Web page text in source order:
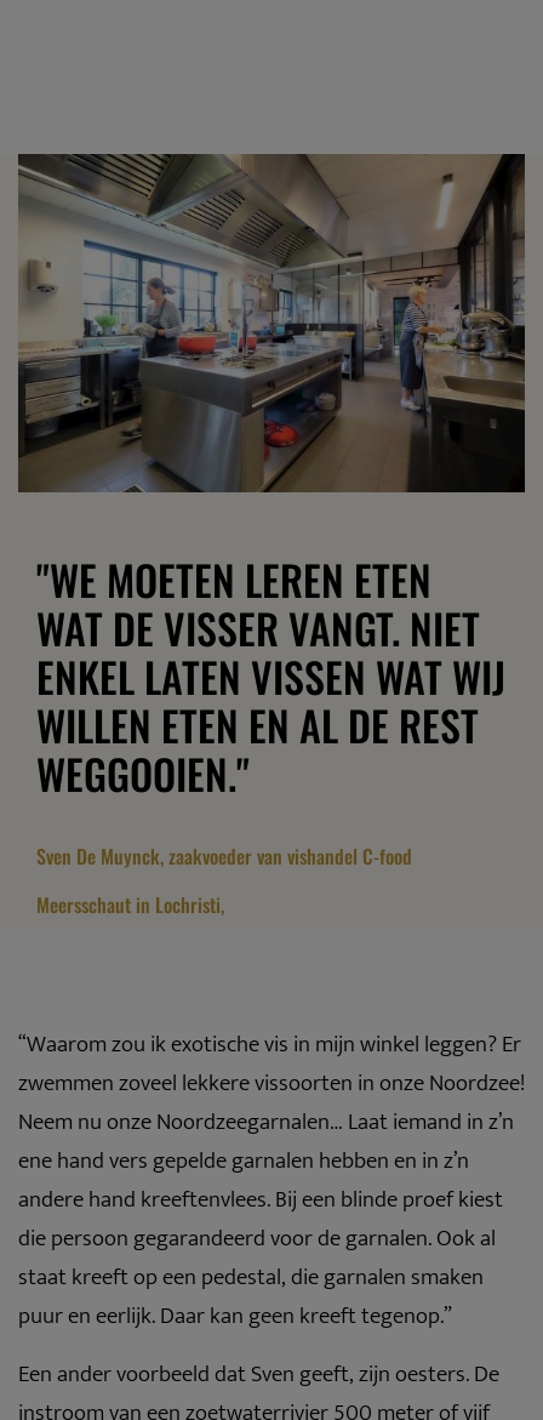
"WE MOETEN LEREN ETEN
WAT DE VISSER VANGT. NIET
ENKEL LATEN VISSEN WAT WIJ
WILLEN ETEN EN AL DE REST
WEGGOOIEN."
Sven De Muynck, zaakvoeder van vishandel C-food
Meersschaut in Lochristi,
“Waarom zou ik exotische vis in mijn winkel leggen? Er
zwemmen zoveel lekkere vissoorten in onze Noordzee!
Neem nu onze Noordzeegarnalen… Laat iemand in z’n
ene hand vers gepelde garnalen hebben en in z’n
andere hand kreeftenvlees. Bij een blinde proef kiest
die persoon gegarandeerd voor de garnalen. Ook al
staat kreeft op een pedestal, die garnalen smaken
puur en eerlijk. Daar kan geen kreeft tegenop.”
Een ander voorbeeld dat Sven geeft, zijn oesters. De